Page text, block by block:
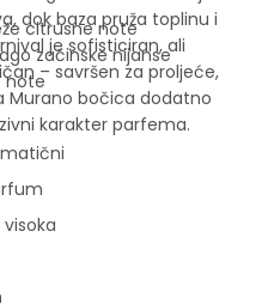
dok baza pruža toplinu i
je sofisticiran, ali
– savršen za proljeće,
Murano bočica dodatno
karakter parfema.
citrusne note
začinske nijanse
note